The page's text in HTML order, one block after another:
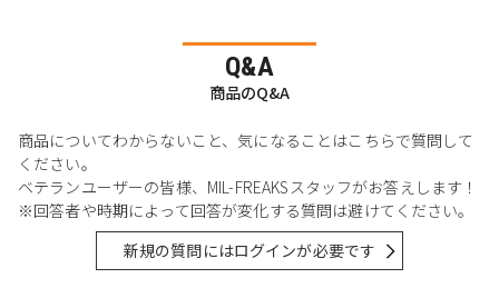
Q&A
商品のQ&A
商品についてわからないこと、気になることはこちらで質問して
ください。
ベテランユーザーの皆様、MIL-FREAKSスタッフがお答えします！
※回答者や時期によって回答が変化する質問は避けてください。
新規の質問にはログインが必要です